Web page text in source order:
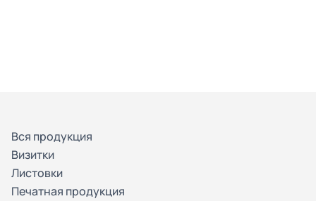
Вся продукция
Визитки
Листовки
Печатная продукция